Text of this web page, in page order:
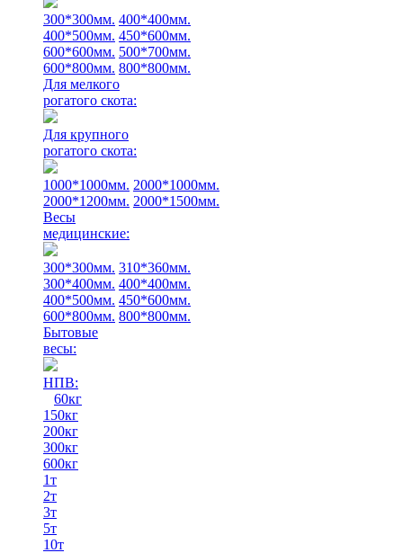
300*300мм. 400*400мм.
400*500мм. 450*600мм.
600*600мм. 500*700мм.
600*800мм. 800*800мм.
Для мелкого
рогатого скота:
Для крупного
рогатого скота:
1000*1000мм. 2000*1000мм.
2000*1200мм. 2000*1500мм.
Весы
медицинские:
300*300мм. 310*360мм.
300*400мм. 400*400мм.
400*500мм. 450*600мм.
600*800мм. 800*800мм.
Бытовые
весы:
НПВ:
60кг
150кг
200кг
300кг
600кг
1т
2т
3т
5т
10т